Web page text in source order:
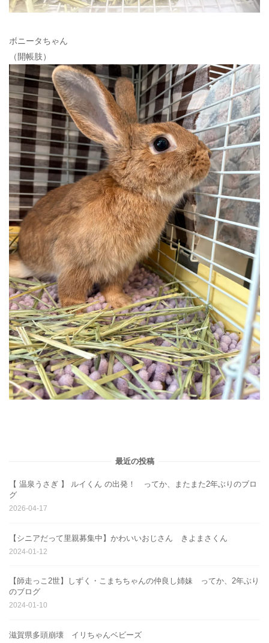
ボニータちゃん
（開帳肢）
最近の投稿
【 温泉うさぎ 】 ルイくん の出発！ ってか、またまた2年ぶりのブロ
グ
2026-04-17
【シニアだって里親募集中】かわいいおじさん きよまさくん
2024-01-12
【師走っこ2世】しずく・こまちちゃんの仲良し姉妹 ってか、2年ぶり
のブログ
2024-01-10
滋賀県多頭崩壊 イリちゃんベビーズ